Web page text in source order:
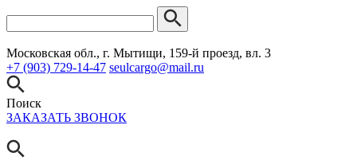
Московская обл., г. Мытищи, 159-й проезд, вл. 3
+7 (903) 729-14-47 seulcargo@mail.ru
Поиск
ЗАКАЗАТЬ ЗВОНОК